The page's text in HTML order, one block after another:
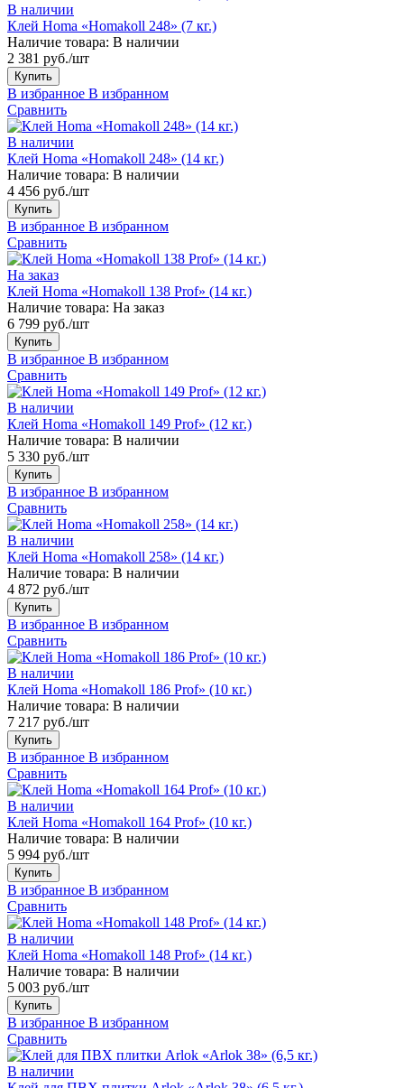
В наличии
Клей Homa «Homakoll 248» (7 кг.)
Наличие товара: В наличии
2 381 руб./шт
Купить
В избранное В избранном
Сравнить
В наличии
Клей Homa «Homakoll 248» (14 кг.)
Наличие товара: В наличии
4 456 руб./шт
Купить
В избранное В избранном
Сравнить
На заказ
Клей Homa «Homakoll 138 Prof» (14 кг.)
Наличие товара: На заказ
6 799 руб./шт
Купить
В избранное В избранном
Сравнить
В наличии
Клей Homa «Homakoll 149 Prof» (12 кг.)
Наличие товара: В наличии
5 330 руб./шт
Купить
В избранное В избранном
Сравнить
В наличии
Клей Homa «Homakoll 258» (14 кг.)
Наличие товара: В наличии
4 872 руб./шт
Купить
В избранное В избранном
Сравнить
В наличии
Клей Homa «Homakoll 186 Prof» (10 кг.)
Наличие товара: В наличии
7 217 руб./шт
Купить
В избранное В избранном
Сравнить
В наличии
Клей Homa «Homakoll 164 Prof» (10 кг.)
Наличие товара: В наличии
5 994 руб./шт
Купить
В избранное В избранном
Сравнить
В наличии
Клей Homa «Homakoll 148 Prof» (14 кг.)
Наличие товара: В наличии
5 003 руб./шт
Купить
В избранное В избранном
Сравнить
В наличии